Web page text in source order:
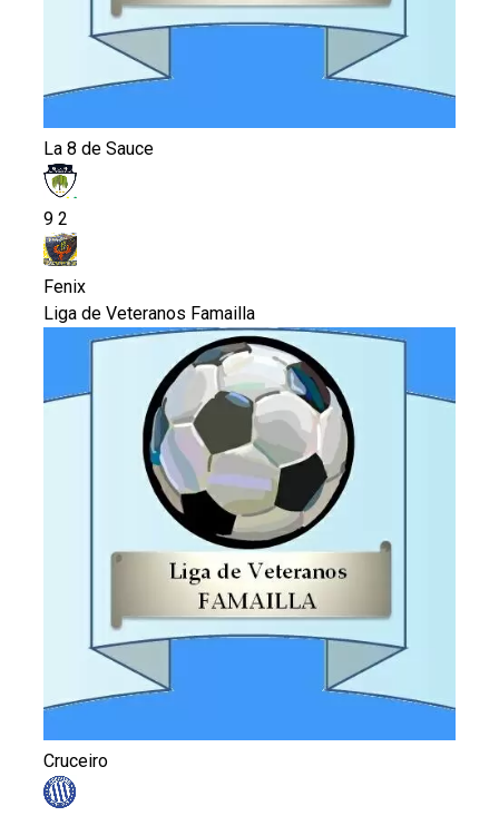
La 8 de Sauce
9 2
Fenix
Liga de Veteranos Famailla
Cruceiro